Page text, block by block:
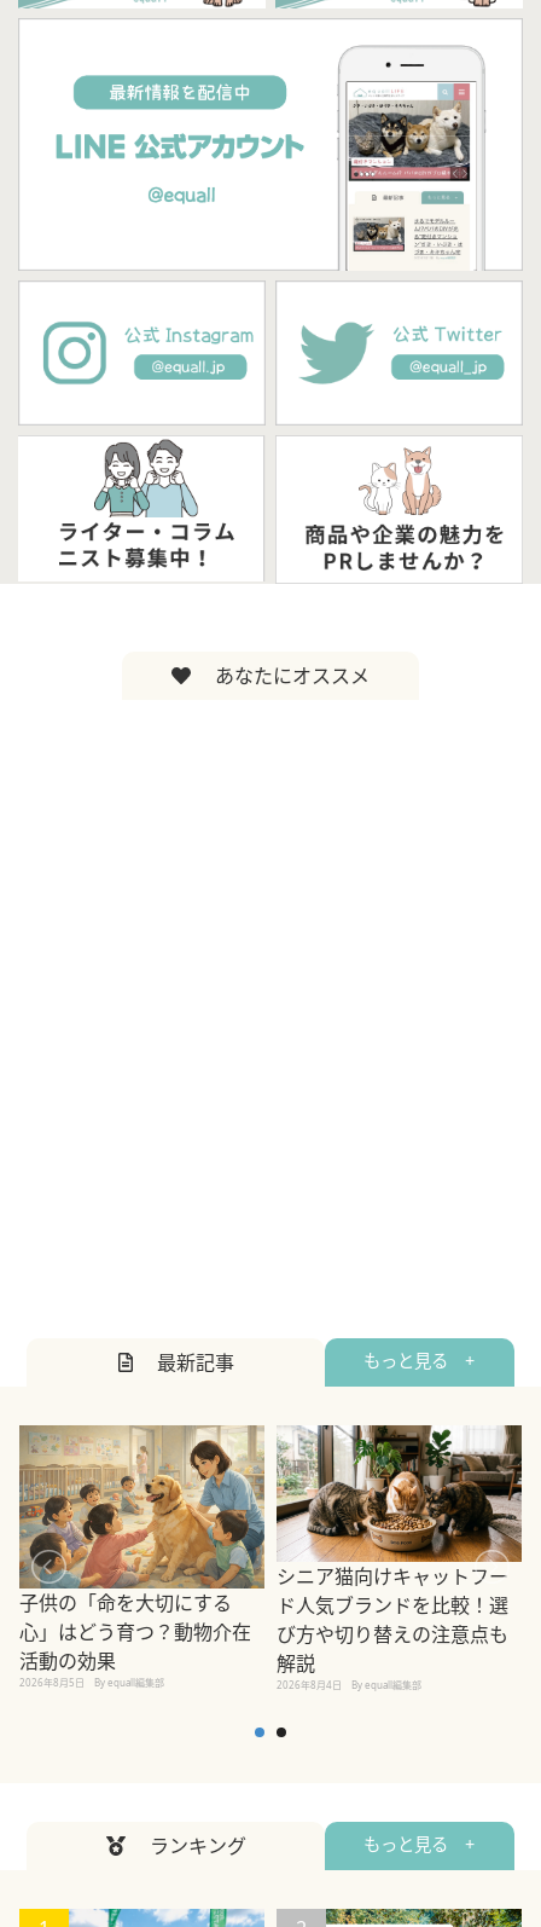
あなたにオススメ
最新記事 もっと見る +
子供の「命を大切にする
心」はどう育つ？動物介在
活動の効果
2026年8月5日 By equall編集部
シニア猫向けキャットフー
ド人気ブランドを比較！選
び方や切り替えの注意点も
解説
2026年8月4日 By equall編集部
ランキング もっと見る +